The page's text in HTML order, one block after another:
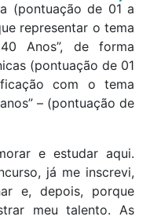
(pontuação de 01 a
representar o tema
Anos”, de forma
(pontuação de 01
com o tema
– (pontuação de
e estudar aqui.
já me inscrevi,
e, depois, porque
meu talento. As